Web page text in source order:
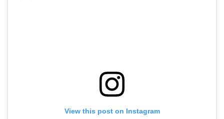
View this post on Instagram